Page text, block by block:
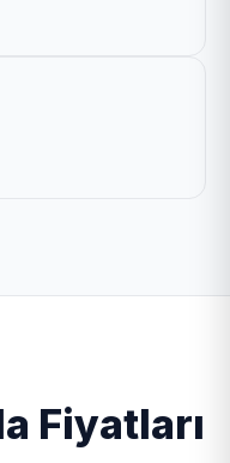
Fiyatları